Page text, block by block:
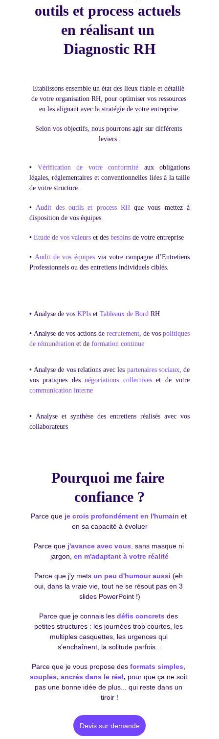
Devis sur demande
Pourquoi me faire
confiance ?
Parce que je crois profondément en l'humain et
en sa capacité à évoluer
Parce que j'avance avec vous sans masque ni
jargon, en m'adaptant à votre réalité
Parce que j'y mets un peu d'humour aussi (eh
oui, dans la vraie vie, tout ne se résout pas en 3
slides PowerPoint !)
Parce que je connais les défis concrets des
petites structures : les journées trop courtes, les
multiples casquettes, les urgences qui
s'enchaînent, la solitude parfois...
Parce que je vous propose des formats simples,
souples, ancrés dans le réel, pour que ça ne soit
pas une bonne idée de plus... qui reste dans un
tiroir !
outils et process actuels
en réalisant un
Diagnostic RH
• Vérification de votre conformité aux obligations
légales, réglementaires et conventionnelles liées à la taille
de votre structure.
• Audit des outils et process RHque vous mettez à
disposition de vos équipes.
• Etude de vos valeurs et des besoins de votre entreprise
• Audit de vos équipes via votre campagne d’Entretiens
Professionnels ou des entretiens individuels ciblés.
• Analyse de vos KPIs et Tableaux de Bord RH
• Analyse de vos actions de recrutement, de vos politiques
de rémunération et de formation continue
• Analyse de vos relations avec les partenaires sociaux, de
vos pratiques desnégociations collectiveset de votre
communication interne
• Analyse et synthèse des entretiens réalisés avec vos
collaborateurs
Etablissons ensemble un état des lieux fiable et détaillé
de votre organisation RH, pour optimiser vos ressources
en les alignant avec la stratégie de votre entreprise.
Selon vos objectifs, nous pourrons agir sur différents
leviers :